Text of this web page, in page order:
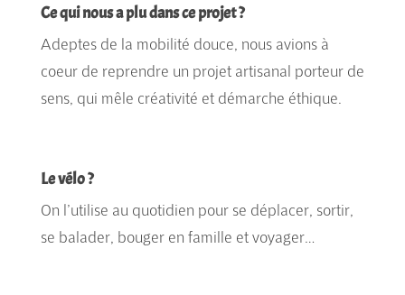
Ce qui nous a plu dans ce projet ?
Adeptes de la mobilité douce, nous avions à
coeur de reprendre un projet artisanal porteur de
sens, qui mêle créativité et démarche éthique.
Le vélo ?
On l’utilise au quotidien pour se déplacer, sortir,
se balader, bouger en famille et voyager…